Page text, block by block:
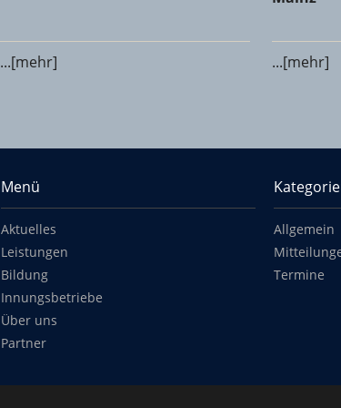
...[mehr] ...[mehr]
Menü
Aktuelles
Leistungen
Bildung
Innungsbetriebe
Über uns
Partner
Allgemein
Termine